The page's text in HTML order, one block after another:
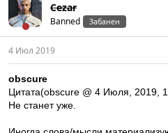
Cezar
Banned Забанен
4 Июл 2019
obscure
Цитата(obscure @ 4 Июля, 2019,
Не станет уже.